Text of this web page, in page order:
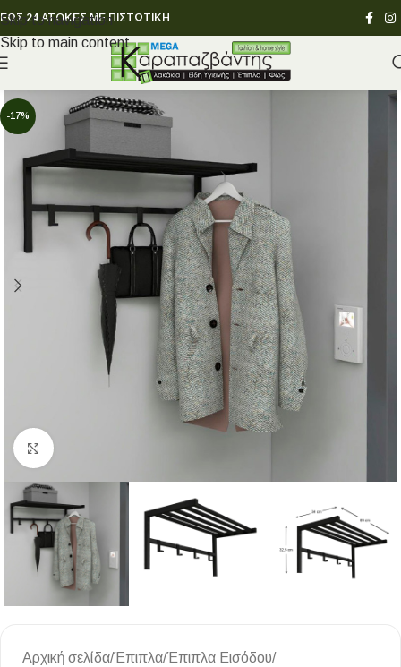
Skip to navigation
Skip to main content
ΕΩΣ 24 ΑΤΟΚΕΣ ΜΕ ΠΙΣΤΩΤΙΚΗ
-17%
Κλικ για μεγέθυνση
Αρχική σελίδα/Έπιπλα/Έπιπλα Εισόδου/